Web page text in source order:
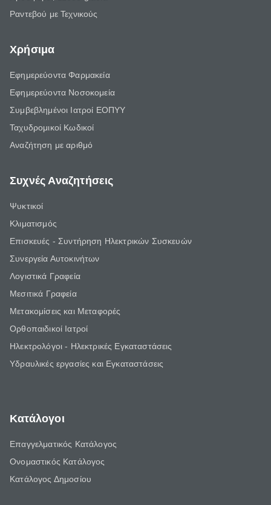
Ραντεβού με Τεχνικούς
Χρήσιμα
Εφημερεύοντα Φαρμακεία
Εφημερεύοντα Νοσοκομεία
Συμβεβλημένοι Ιατροί ΕΟΠΥΥ
Ταχυδρομικοί Κωδικοί
Αναζήτηση με αριθμό
Συχνές Αναζητήσεις
Ψυκτικοί
Κλιματισμός
Επισκευές - Συντήρηση Ηλεκτρικών Συσκευών
Συνεργεία Αυτοκινήτων
Λογιστικά Γραφεία
Μεσιτικά Γραφεία
Μετακομίσεις και Μεταφορές
Ορθοπαιδικοί Ιατροί
Ηλεκτρολόγοι - Ηλεκτρικές Εγκαταστάσεις
Υδραυλικές εργασίες και Εγκαταστάσεις
Κατάλογοι
Επαγγελματικός Κατάλογος
Ονομαστικός Κατάλογος
Κατάλογος Δημοσίου